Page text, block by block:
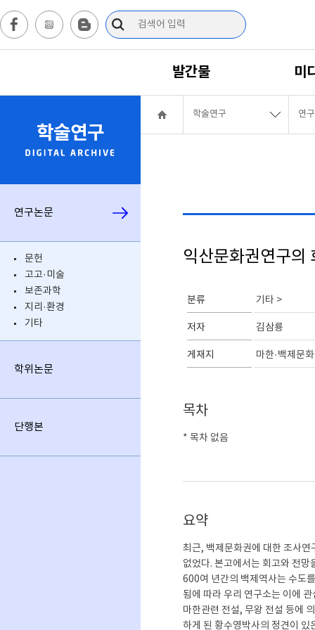
발간물 미
학술연구
연구논문
문헌
고고·미술
보존과학
지리·환경
기타
학위논문
단행본
학술연구 연
익산문화권연구
분류 기타 >
저자 김삼룡
게재지 마한·백제문화
목차
* 목차 없음
요약
최근, 백제문화권에 대한 조사
없었다. 본고에서는 회고와 전망
600여 년간의 백제역사는 수도
됨에 따라 우리 연구소는 이에
마한관련 전설, 무왕 전설 등에
하게 된 황수영박사의 정견이 있